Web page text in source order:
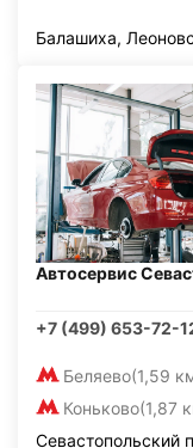
Балашиха,
Автосервис
+7 (499) 653-72-
Беляево(1,59
Коньково(1,87
Севастопольский